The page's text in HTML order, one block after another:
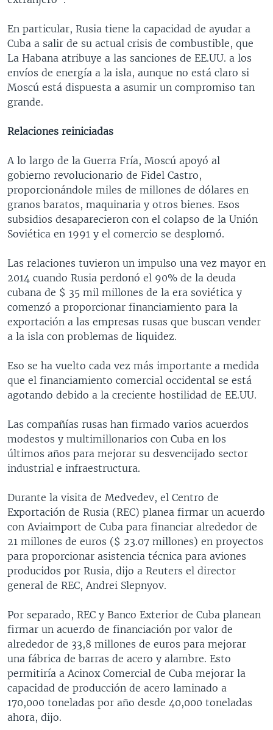
En particular, Rusia tiene la capacidad de ayudar a
Cuba a salir de su actual crisis de combustible, que
La Habana atribuye a las sanciones de EE.UU. a los
envíos de energía a la isla, aunque no está claro si
Moscú está dispuesta a asumir un compromiso tan
grande.
Relaciones reiniciadas
A lo largo de la Guerra Fría, Moscú apoyó al
gobierno revolucionario de Fidel Castro,
proporcionándole miles de millones de dólares en
granos baratos, maquinaria y otros bienes. Esos
subsidios desaparecieron con el colapso de la Unión
Soviética en 1991 y el comercio se desplomó.
Las relaciones tuvieron un impulso una vez mayor en
2014 cuando Rusia perdonó el 90% de la deuda
cubana de $ 35 mil millones de la era soviética y
comenzó a proporcionar financiamiento para la
exportación a las empresas rusas que buscan vender
a la isla con problemas de liquidez.
Eso se ha vuelto cada vez más importante a medida
que el financiamiento comercial occidental se está
agotando debido a la creciente hostilidad de EE.UU.
Las compañías rusas han firmado varios acuerdos
modestos y multimillonarios con Cuba en los
últimos años para mejorar su desvencijado sector
industrial e infraestructura.
Durante la visita de Medvedev, el Centro de
Exportación de Rusia (REC) planea firmar un acuerdo
con Aviaimport de Cuba para financiar alrededor de
21 millones de euros ($ 23.07 millones) en proyectos
para proporcionar asistencia técnica para aviones
producidos por Rusia, dijo a Reuters el director
general de REC, Andrei Slepnyov.
Por separado, REC y Banco Exterior de Cuba planean
firmar un acuerdo de financiación por valor de
alrededor de 33,8 millones de euros para mejorar
una fábrica de barras de acero y alambre. Esto
permitiría a Acinox Comercial de Cuba mejorar la
capacidad de producción de acero laminado a
170,000 toneladas por año desde 40,000 toneladas
ahora, dijo.